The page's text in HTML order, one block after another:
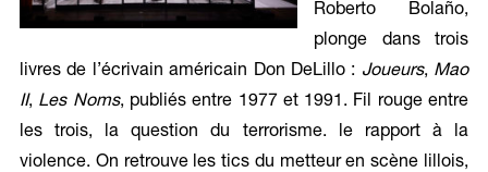
Roberto Bolaño,
plonge dans trois
livres de l’écrivain américain Don DeLillo : Joueurs, Mao
II, Les Noms, publiés entre 1977 et 1991. Fil rouge entre
les trois, la question du terrorisme. le rapport à la
violence. On retrouve les tics du metteur en scène lillois,